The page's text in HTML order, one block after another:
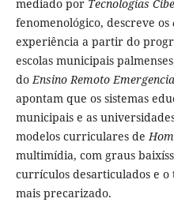
mediado por Tecnologias
fenomenológico, descreve os
experiência a partir do
escolas municipais
doEnsino Remoto
apontam que os sistemas
municipais e as
modelos curriculares de
multimídia, com graus
currículos desarticulados e
mais precarizado.